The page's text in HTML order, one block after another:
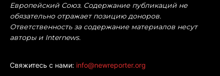
Европейский Союз. Содержание публикаций не
обязательно отражает позицию доноров.
Ответственность за содержание материалов несут
авторы и Internews.
Свяжитесь с нами: info@newreporter.org